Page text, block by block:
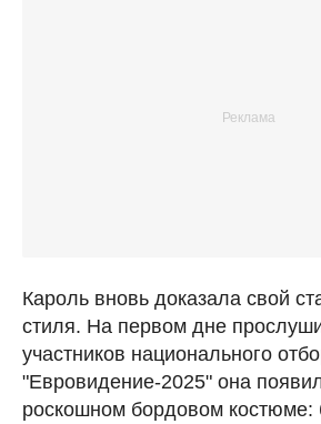
Кароль вновь доказала свой
стиля. На первом дне
участников национального
"Евровидение-2025" она
роскошном бордовом костюме: